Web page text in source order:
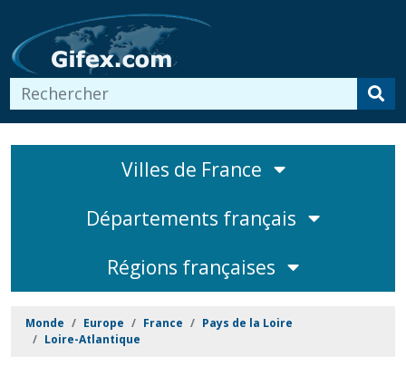
Villes de France
Départements français
Régions françaises
Monde Europe France
Pays de la Loire
Loire-Atlantique